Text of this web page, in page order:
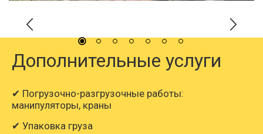
Дополнительные услуги
✔ Погрузочно-разгрузочные работы:
манипуляторы, краны
✔ Упаковка груза